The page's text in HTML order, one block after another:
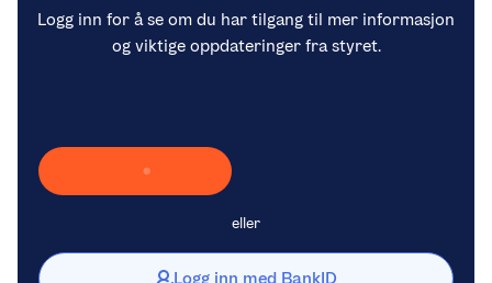
Logg inn for å se om du har tilgang til mer informasjon
og viktige oppdateringer fra styret.
Laster inn Vipps …
eller
Logg inn med BankID